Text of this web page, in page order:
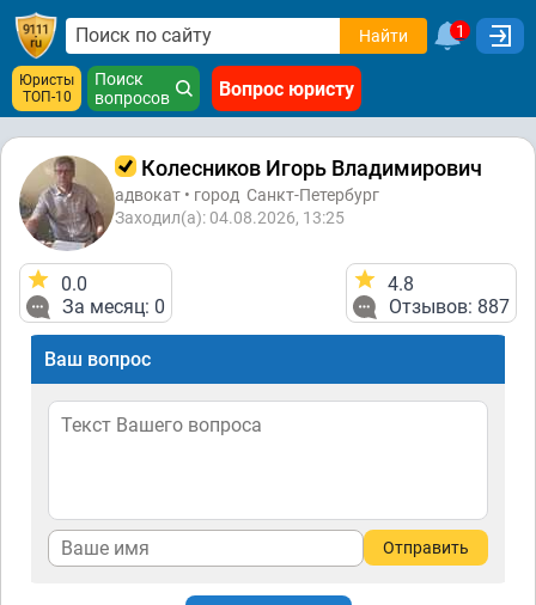
Найти 1
Юристы
ТОП-10
Поиск
вопросов
Вопрос юристу
Колесников Игорь Владимирович
адвокат • город Санкт-Петербург
Заходил(а): 04.08.2026, 13:25
0.0
За месяц: 0
4.8
Отзывов: 887
Ваш вопрос
Отправить